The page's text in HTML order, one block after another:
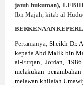
jatuh hukuman),
Ibn Majah, kitab al-
BERKENAAN
Pertamanya,Sheikh Dr.
kepada Abd Malik bin
al-Furqan, Jordan,
melakukan
melawan khilafah